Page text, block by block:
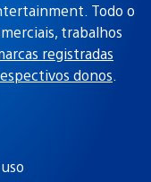
Todo o
trabalhos
registradas
donos.